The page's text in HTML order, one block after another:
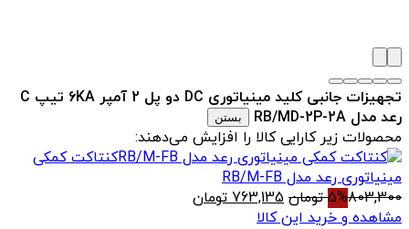
تجهیزات جانبی کلید مینیاتوری DC دو پل 2 آمپر 6KA تیپ C
رعد مدل RB/MD-2P-2A
بستن
محصولات زیر کارایی کالا را افزایش می‌دهند:
کنتاکت کمکی
مینیاتوری رعد مدل RB/M-FB
5%803,300 تومان قیمت
اصلی
763,135 تومانقیمت
مشاهده و خرید این کالا